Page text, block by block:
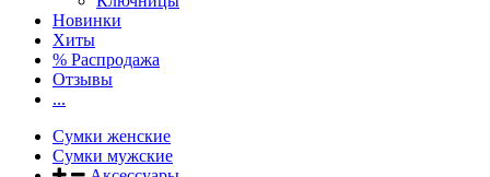
Новинки
Хиты
% Распродажа
Отзывы
...
Сумки женские
Сумки мужские